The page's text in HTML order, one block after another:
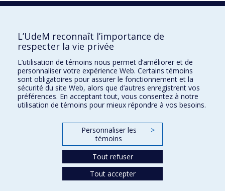
1850
À propos
L’UdeM reconnaît l’importance de
respecter la vie privée
L’utilisation de témoins nous permet d’améliorer et de
personnaliser votre expérience Web. Certains témoins
sont obligatoires pour assurer le fonctionnement et la
sécurité du site Web, alors que d’autres enregistrent vos
préférences. En acceptant tout, vous consentez à notre
utilisation de témoins pour mieux répondre à vos besoins.
Personnaliser les
témoins
>
Tout refuser
Tout accepter